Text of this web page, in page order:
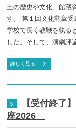
土の歴史や文化、館蔵
す。 第１回文化勲章
学校で長く教鞭を執る
した。そして、演劇評
詳しく見る
【受付終了
座2026